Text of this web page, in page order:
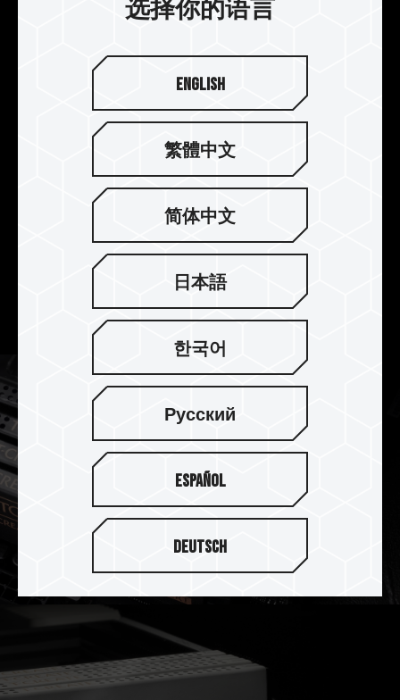
双模快速一键超频认证
术，通过 ASRock、ASUS、BIOSTAR、
GIGABYTE、MSI 主板品牌完整兼容性与稳定度的
测试，让内存在极佳的兼容性下获得性能提升，轻
松一键体验 Intel 与 AMD 双平台稳定超频快感。
* The trademarks or company names mentioned on the website mean
that the words, trademarks, logos or company names are used as
trademarks which are protected by Common Law and registered as
trademarks in America or other countries and regions.
* Trademark statement: The product names mentioned on the website
are only for clarifying the details of features or functions, which may
belong to other company’s registered trademarks or copyright.
选择你的语言
English
繁體中文
简体中文
日本語
한국어
Русский
Español
Deutsch